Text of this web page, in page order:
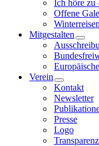
Ich höre zu
Offene
Mitgestalten
Verein
Kontakt
Newsletter
Presse
Logo
Transparenz